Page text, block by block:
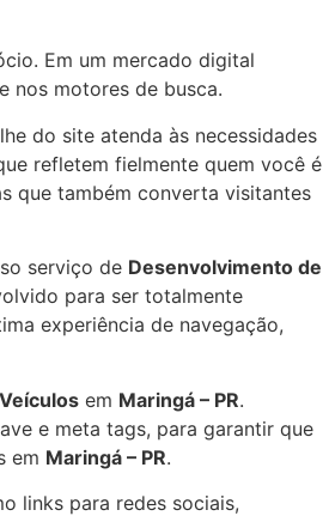
Em um mercado digital
nos motores de busca.
do site atenda às necessidades
refletem fielmente quem você é
que também converta visitantes
serviço de Desenvolvimento de
para ser totalmente
experiência de navegação,
em Maringá – PR.
e meta tags, para garantir que
em Maringá – PR.
links para redes sociais,